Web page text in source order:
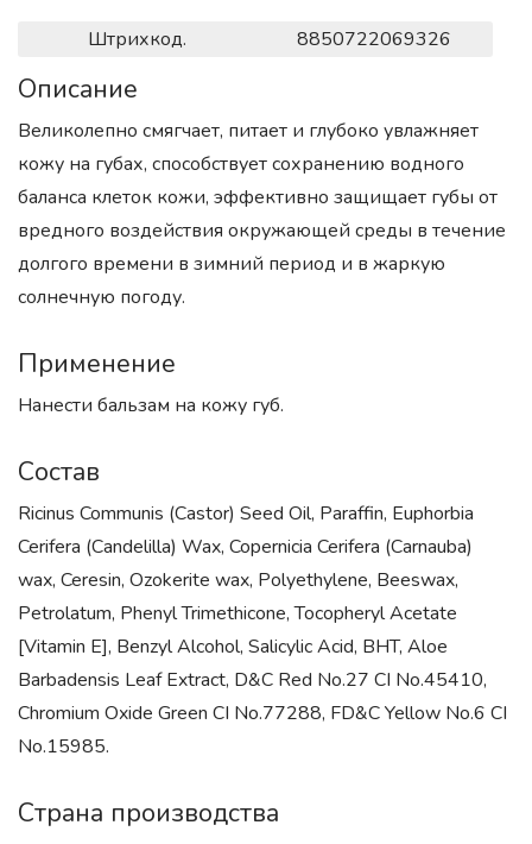
Штрихкод. 8850722069326
Описание
Великолепно смягчает, питает и глубоко увлажняет
кожу на губах, способствует сохранению водного
баланса клеток кожи, эффективно защищает губы от
вредного воздействия окружающей среды в течение
долгого времени в зимний период и в жаркую
солнечную погоду.
Применение
Нанести бальзам на кожу губ.
Состав
Ricinus Communis (Castor) Seed Oil, Paraffin, Euphorbia
Cerifera (Candelilla) Wax, Copernicia Cerifera (Carnauba)
wax, Ceresin, Ozokerite wax, Polyethylene, Beeswax,
Petrolatum, Phenyl Trimethicone, Tocopheryl Acetate
[Vitamin E], Benzyl Alcohol, Salicylic Acid, BHT, Aloe
Barbadensis Leaf Extract, D&C Red No.27 CI No.45410,
Chromium Oxide Green CI No.77288, FD&C Yellow No.6 CI
No.15985.
Страна производства